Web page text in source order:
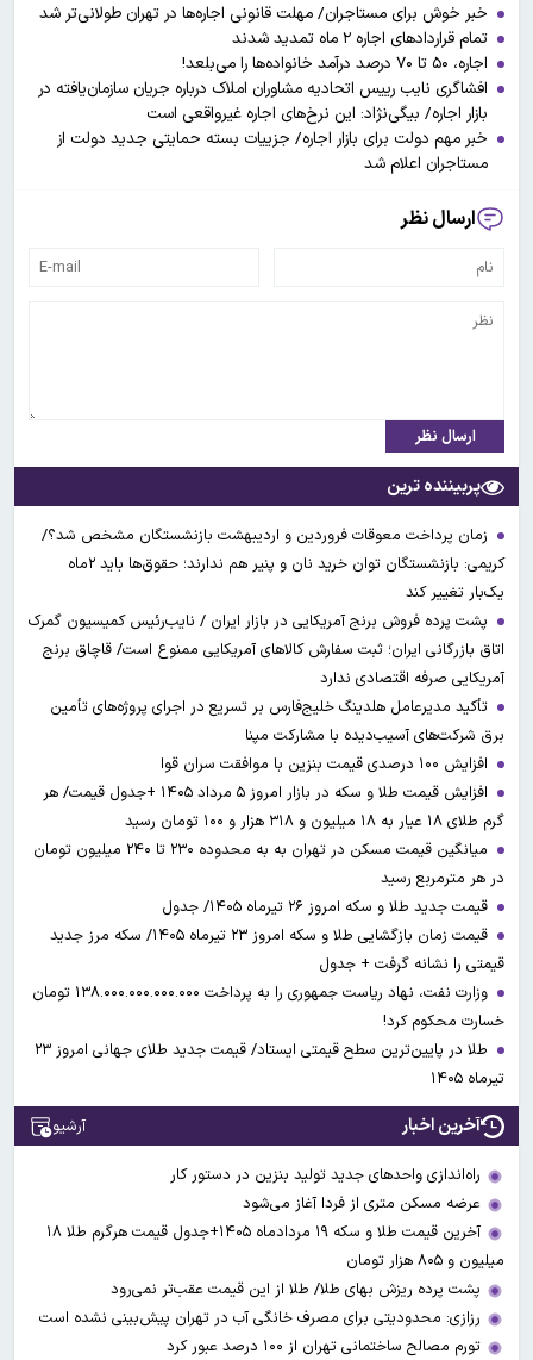
خبر خوش برای مستاجران/ مهلت قانونی اجاره‌ها در تهران طولانی‌تر شد
تمام قراردادهای اجاره ۲ ماه تمدید شدند
اجاره، ۵۰ تا ۷۰ درصد درآمد خانواده‌ها را می‌بلعد!
افشاگری نایب رییس اتحادیه مشاوران املاک درباره جریان سازمان‌یافته در
بازار اجاره/ بیگی‌نژاد: این نرخ‌های اجاره غیرواقعی است
خبر مهم دولت برای بازار اجاره/ جزییات بسته حمایتی جدید دولت از
مستاجران اعلام شد
ارسال نظر
ارسال نظر
پربیننده ترین
زمان پرداخت معوقات فروردین و اردیبهشت بازنشستگان مشخص شد؟/
کریمی: بازنشستگان توان خرید نان و پنیر هم ندارند؛ حقوق‌ها باید ۲ماه
یک‌بار تغییر کند
پشت پرده فروش برنج آمریکایی در بازار ایران / نایب‌رئیس کمیسیون گمرک
اتاق بازرگانی ایران؛ ثبت سفارش کالاهای آمریکایی ممنوع است/ قاچاق برنج
آمریکایی صرفه اقتصادی ندارد
تأکید مدیرعامل هلدینگ خلیج‌فارس بر تسریع در اجرای پروژه‌های تأمین
برق شرکت‌های آسیب‌دیده با مشارکت مپنا
افزایش ۱۰۰ درصدی قیمت بنزین با موافقت سران قوا
افزایش قیمت طلا و سکه در بازار امروز ۵ مرداد ۱۴۰۵ +جدول قیمت/ هر
گرم طلای ۱۸ عیار به ۱۸ میلیون و ۳۱۸ هزار و ۱۰۰ تومان رسید
میانگین قیمت مسکن در تهران به به محدوده ۲۳۰ تا ۲۴۰ میلیون تومان
در هر مترمربع رسید
قیمت جدید طلا و سکه امروز ۲۶ تیرماه ۱۴۰۵/ جدول
قیمت زمان بازگشایی طلا و سکه امروز ۲۳ تیرماه ۱۴۰۵/ سکه مرز جدید
قیمتی را نشانه گرفت + جدول
وزارت نفت، نهاد ریاست جمهوری را به پرداخت ۱۳۸.۰۰۰.۰۰۰.۰۰۰.۰۰۰ تومان
خسارت محکوم کرد!
طلا در پایین‌ترین سطح قیمتی ایستاد/ قیمت جدید طلای جهانی امروز ۲۳
تیرماه ۱۴۰۵
آخرین اخبار آرشیو
راه‌اندازی واحدهای جدید تولید بنزین در دستور کار
عرضه مسکن متری از فردا آغاز می‌شود
آخرین قیمت طلا و سکه ۱۹ مردادماه ۱۴۰۵+جدول قیمت هرگرم طلا ۱۸
میلیون و ۸۰۵ هزار تومان
پشت پرده ریزش بهای طلا/ طلا از این قیمت عقب‌تر نمی‌رود
رزازی: محدودیتی برای مصرف خانگی آب در تهران پیش‌بینی نشده است
تورم مصالح ساختمانی تهران از ۱۰۰ درصد عبور کرد